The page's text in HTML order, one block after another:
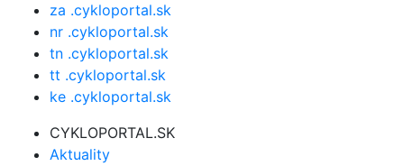
za .cykloportal.sk
nr .cykloportal.sk
tn .cykloportal.sk
tt .cykloportal.sk
ke .cykloportal.sk
CYKLOPORTAL.SK
Aktuality